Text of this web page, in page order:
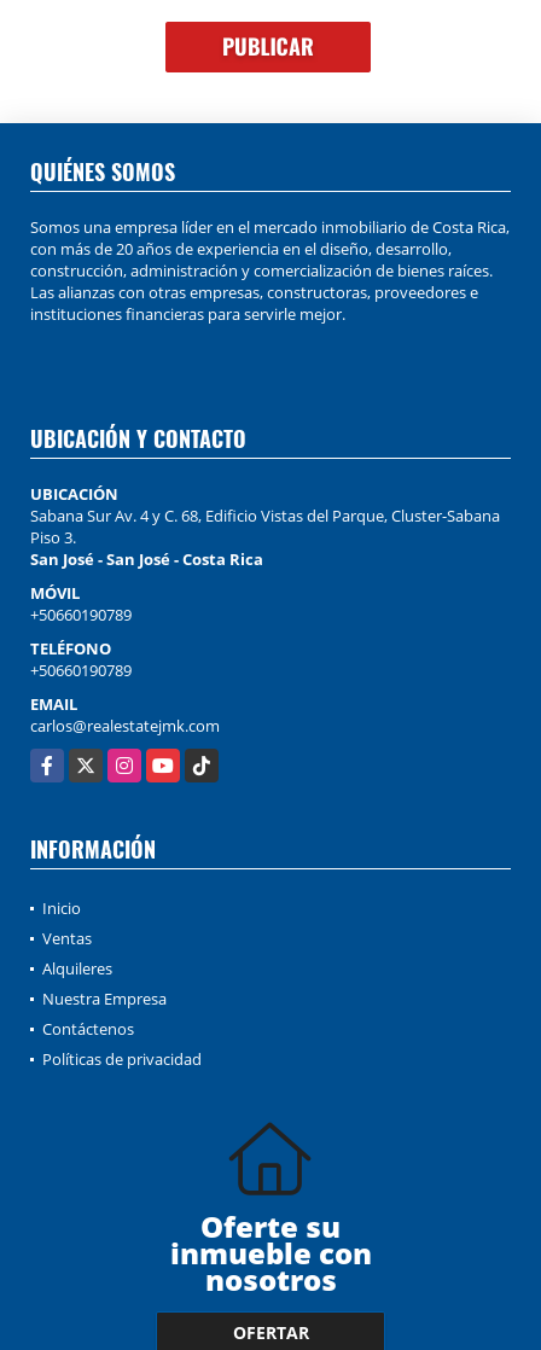
QUIÉNES SOMOS
Somos una empresa líder en el mercado inmobiliario de Costa Rica,
con más de 20 años de experiencia en el diseño, desarrollo,
construcción, administración y comercialización de bienes raíces.
Las alianzas con otras empresas, constructoras, proveedores e
instituciones financieras para servirle mejor.
UBICACIÓN Y CONTACTO
UBICACIÓN
Sabana Sur Av. 4 y C. 68, Edificio Vistas del Parque, Cluster-Sabana
Piso 3.
San José - San José - Costa Rica
MÓVIL
+50660190789
TELÉFONO
+50660190789
EMAIL
carlos@realestatejmk.com
Facebook
X InstagramYouTubeTikTok
INFORMACIÓN
Inicio
Ventas
Alquileres
Nuestra Empresa
Contáctenos
Políticas de privacidad
Oferte su
inmueble con
nosotros
OFERTAR